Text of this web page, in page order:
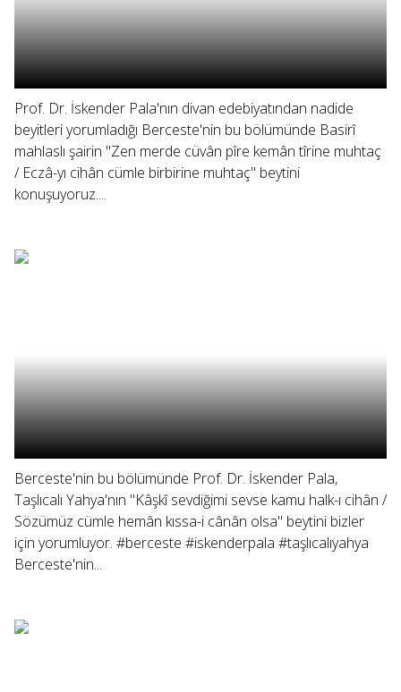
Prof. Dr. İskender Pala'nın divan edebiyatından nadide
beyitleri yorumladığı Berceste'nin bu bölümünde Basirî
mahlaslı şairin "Zen merde cüvân pîre kemân tîrine muhtaç
/ Eczâ-yı cihân cümle birbirine muhtaç" beytini
konuşuyoruz....
Berceste'nin bu bölümünde Prof. Dr. İskender Pala,
Taşlıcalı Yahya'nın "Kâşkî sevdiğimi sevse kamu halk-ı cihân /
Sözümüz cümle hemân kıssa-i cânân olsa" beytini bizler
için yorumluyor. #berceste #iskenderpala #taşlıcalıyahya
Berceste'nin...